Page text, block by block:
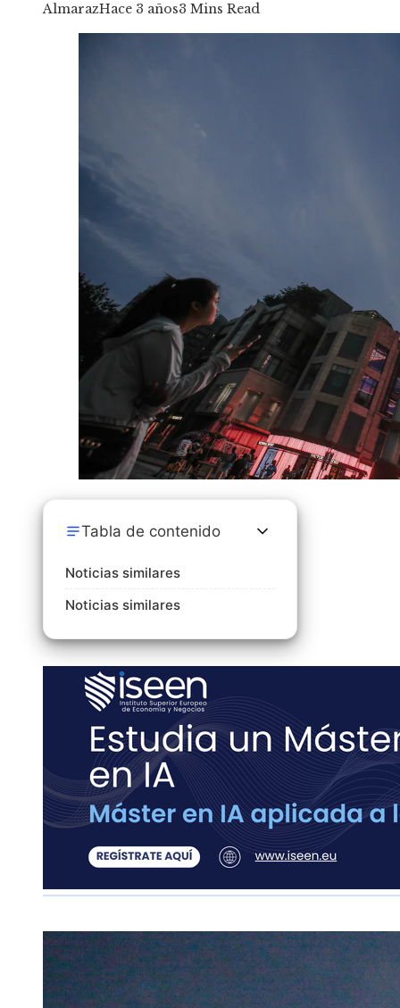
AlmarazHace 3 años3 Mins Read
Tabla de contenido
Noticias similares
Noticias similares